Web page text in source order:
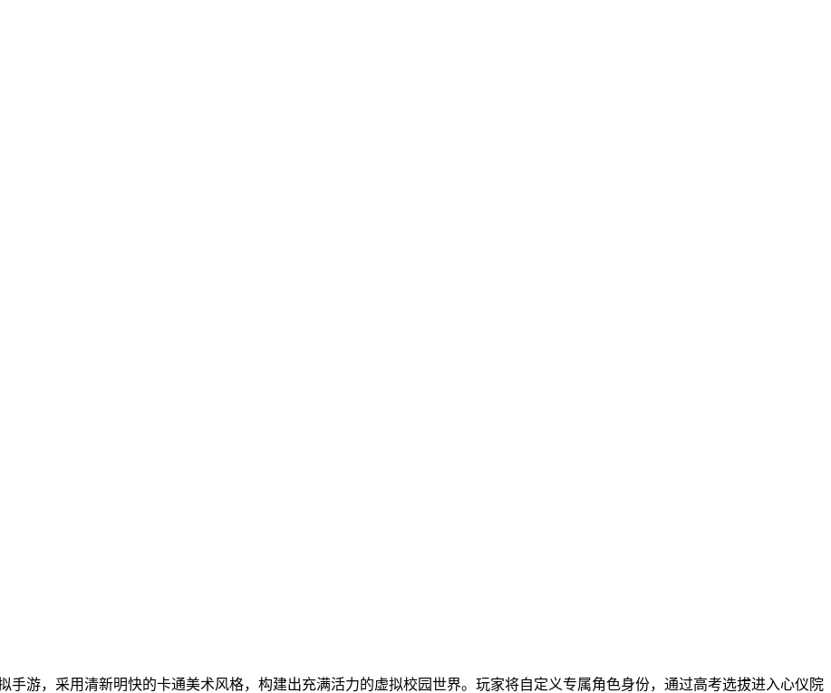
手游，采用清新明快的卡通美术风格，构建出充满活力的虚拟校园世界。玩家将自定义专属角色身份，通过高考选拔进入心仪院